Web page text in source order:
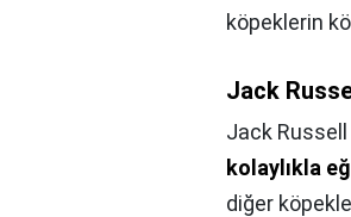
köpeklerin
Jack
Jack Russell
kolaylıkla
diğer